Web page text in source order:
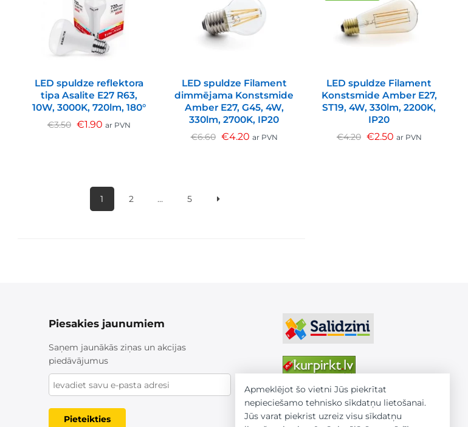
LED spuldze reflektora
tipa Asalite E27 R63,
10W, 3000K, 720lm, 180°
€3.50 €1.90 ar PVN
LED spuldze Filament
dimmējama Konstsmide
Amber E27, G45, 4W,
330lm, 2700K, IP20
€6.60 €4.20 ar PVN
LED spuldze Filament
Konstsmide Amber E27,
ST19, 4W, 330lm, 2200K,
IP20
€4.20 €2.50 ar PVN
1 2 … 5
Piesakies jaunumiem
Saņem jaunākās ziņas un akcijas
piedāvājumus
Pieteikties
Apmeklējot šo vietni Jūs piekrītat
nepieciešamo tehnisko sīkdatņu lietošanai.
Jūs varat piekrist uzreiz visu sīkdatņu